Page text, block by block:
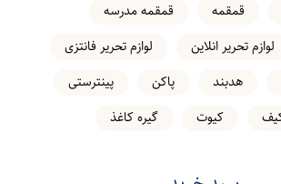
قمقمه
قمقمه مدرسه
لوازم تحریر انلاین
لوازم تحریر فانتزی
هدبند پاکن
پینترستی
کیوت گیره کاغذ